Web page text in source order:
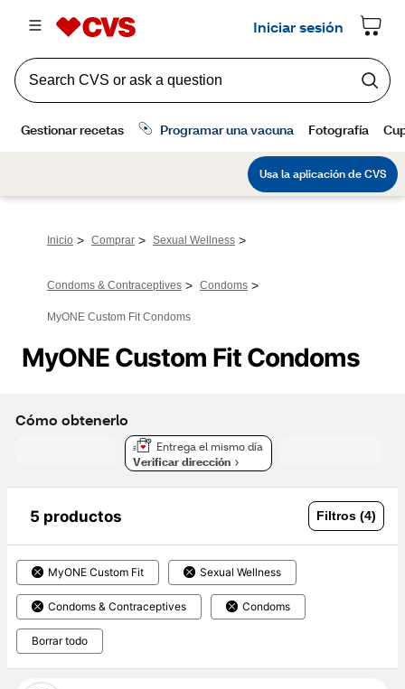
Inicio > Comprar > Sexual Wellness >
Condoms & Contraceptives > Condoms >
MyONE Custom Fit Condoms
MyONE Custom Fit Condoms
Cómo obtenerlo
Entrega el mismo día
Verificar dirección
5 productos Filtros (4)
MyONE Custom Fit Sexual Wellness
Condoms & Contraceptives Condoms
Borrar todo